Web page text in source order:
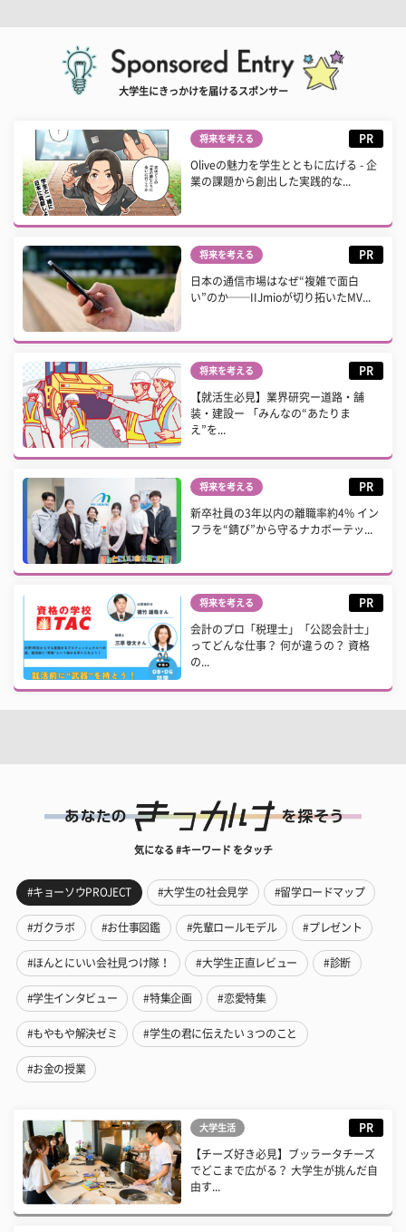
大学生にきっかけを届けるスポンサー
将来を考える PR
Oliveの魅力を学生とともに広げる - 企
業の課題から創出した実践的な...
将来を考える PR
日本の通信市場はなぜ“複雑で面白
い”のか──IIJmioが切り拓いたMV...
将来を考える PR
【就活生必見】業界研究ー道路・舗
装・建設ー 「みんなの“あたりま
え”を...
将来を考える PR
新卒社員の3年以内の離職率約4% イン
フラを“錆び”から守るナカボーテッ...
将来を考える PR
会計のプロ「税理士」「公認会計士」
ってどんな仕事？ 何が違うの？ 資格
の...
気になる #キーワード をタッチ
#キョーソウPROJECT #大学生の社会見学 #留学ロードマップ
#ガクラボ #お仕事図鑑 #先輩ロールモデル #プレゼント
#ほんとにいい会社見つけ隊！ #大学生正直レビュー #診断
#学生インタビュー #特集企画 #恋愛特集
#もやもや解決ゼミ #学生の君に伝えたい３つのこと
#お金の授業
大学生活 PR
【チーズ好き必見】ブッラータチーズ
でどこまで広がる？ 大学生が挑んだ自
由す...